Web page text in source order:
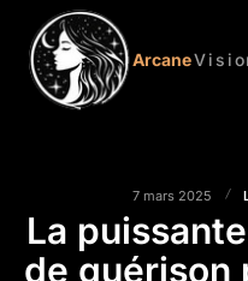
Arcane
7 mars 2025
La
de guérison